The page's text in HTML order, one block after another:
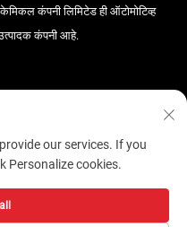
कंपनी लिमिटेड ही ऑटोमोटिव्ह
कंपनी आहे.
कंपनी, लि. सर्व हक्क राखीव. -
our services. If you
Personalize cookies.